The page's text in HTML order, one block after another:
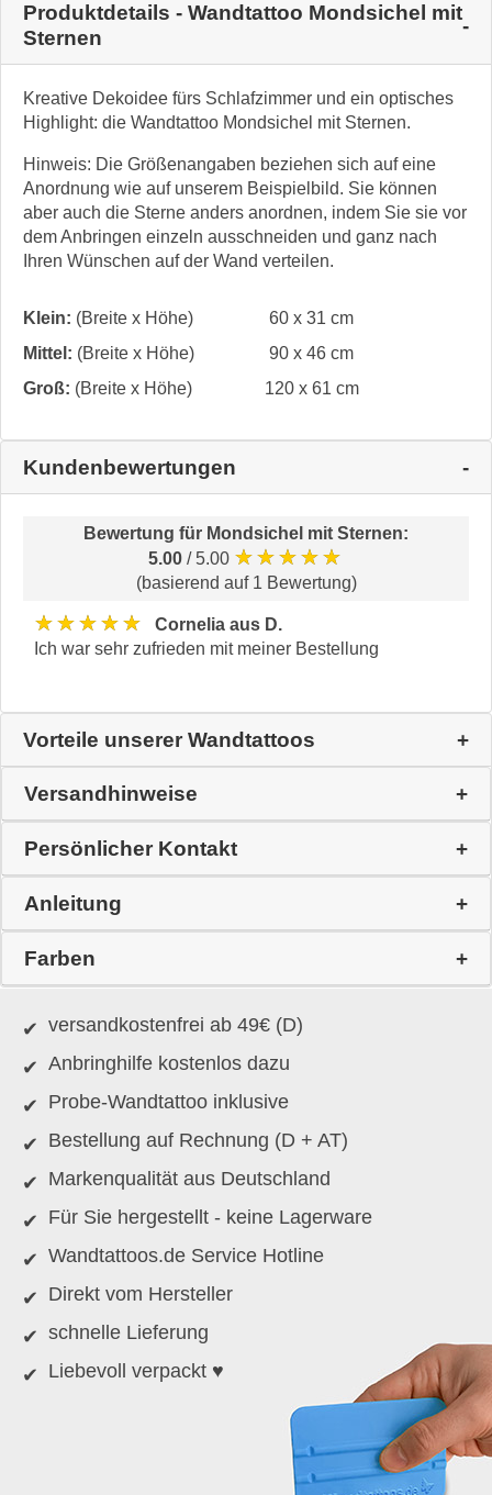
Produktdetails - Wandtattoo Mondsichel mit
Sternen
Kreative Dekoidee fürs Schlafzimmer und ein optisches
Highlight: die Wandtattoo Mondsichel mit Sternen.
Hinweis: Die Größenangaben beziehen sich auf eine
Anordnung wie auf unserem Beispielbild. Sie können
aber auch die Sterne anders anordnen, indem Sie sie vor
dem Anbringen einzeln ausschneiden und ganz nach
Ihren Wünschen auf der Wand verteilen.
Klein: (Breite x Höhe)
60 x 31 cm
Mittel: (Breite x Höhe)
90 x 46 cm
Groß: (Breite x Höhe) 120 x 61 cm
Kundenbewertungen
Bewertung für Mondsichel mit Sternen:
5.00 / 5.00 ★★★★★
(basierend auf 1 Bewertung)
★★★★★
Cornelia aus D.
Ich war sehr zufrieden mit meiner Bestellung
Vorteile unserer Wandtattoos
Versandhinweise
Persönlicher Kontakt
Anleitung
Farben
versandkostenfrei ab 49€ (D)
Anbringhilfe kostenlos dazu
Probe-Wandtattoo inklusive
Bestellung auf Rechnung (D + AT)
Markenqualität aus Deutschland
Für Sie hergestellt - keine Lagerware
Wandtattoos.de Service Hotline
Direkt vom Hersteller
schnelle Lieferung
Liebevoll verpackt ♥